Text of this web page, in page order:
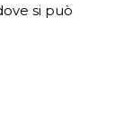
si può